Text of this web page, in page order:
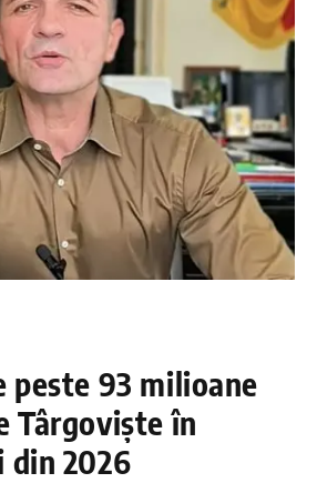
93 milioane
Târgoviște în
din 2026